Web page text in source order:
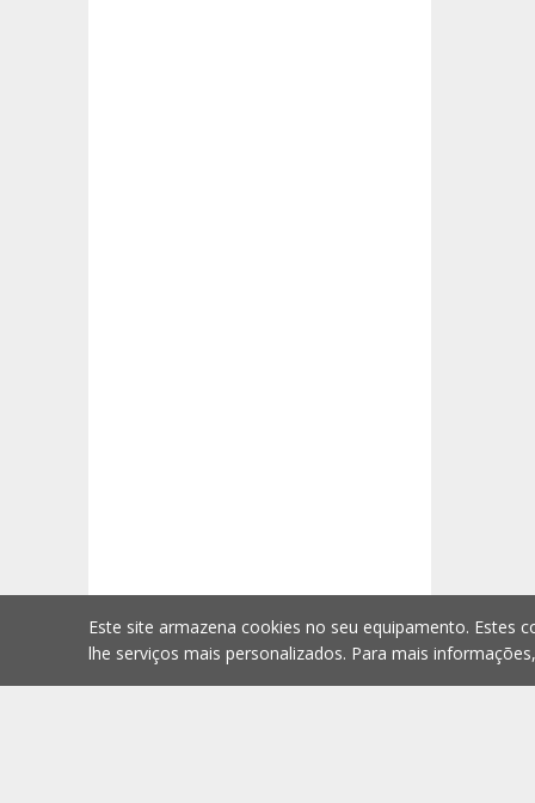
Este site armazena cookies no seu equipamento. Estes
lhe serviços mais personalizados. Para mais